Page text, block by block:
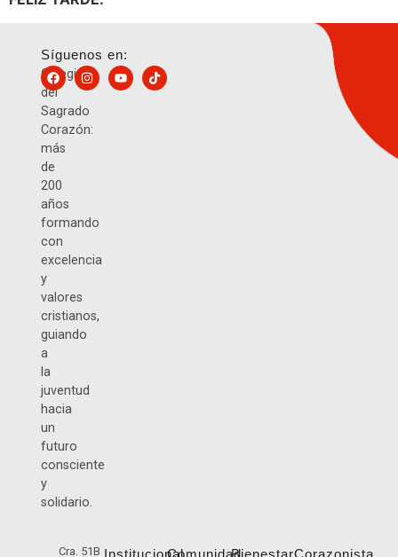
Colegio
del
Sagrado
Corazón:
más
de
200
años
formando
con
excelencia
y
valores
cristianos,
guiando
a
la
juventud
hacia
un
futuro
consciente
y
solidario.
Síguenos en:
Cra. 51B InstitucionalComunidadBienestarCorazonista